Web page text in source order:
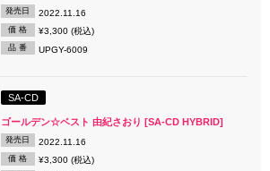
発売日 2022.11.16
価 格 ¥3,300 (税込)
品 番 UPGY-6009
SA-CD
ゴールデン☆ベスト 由紀さおり [SA-CD HYBRID]
発売日 2022.11.16
価 格 ¥3,300 (税込)